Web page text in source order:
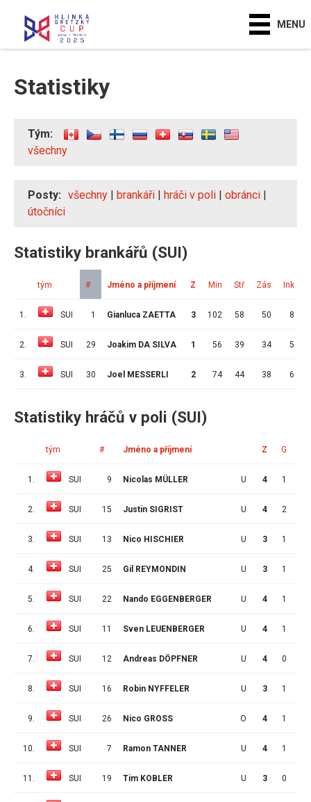
MENU
Statistiky
Tým:
všechny
Posty: všechny | brankáři | hráči v poli | obránci |
útočníci
Statistiky brankářů (SUI)
tým # Jméno a příjmení Z Min Stř Zás Ink
1. SUI 1 Gianluca ZAETTA 3 102 58 50 8
2. SUI 29 Joakim DA SILVA 1 56 39 34 5
3. SUI 30 Joel MESSERLI 2 74 44 38 6
Statistiky hráčů v poli (SUI)
tým # Jméno a příjmení Z G
1. SUI 9 Nicolas MÜLLER U 4 1
2. SUI 15 Justin SIGRIST U 4 2
3. SUI 13 Nico HISCHIER U 3 1
4. SUI 25 Gil REYMONDIN U 3 1
5. SUI 22 Nando EGGENBERGER U 4 1
6. SUI 11 Sven LEUENBERGER U 4 1
7. SUI 12 Andreas DÖPFNER U 4 0
8. SUI 16 Robin NYFFELER U 3 1
9. SUI 26 Nico GROSS O 4 1
10. SUI 7 Ramon TANNER U 4 1
11. SUI 19 Tim KOBLER U 3 0